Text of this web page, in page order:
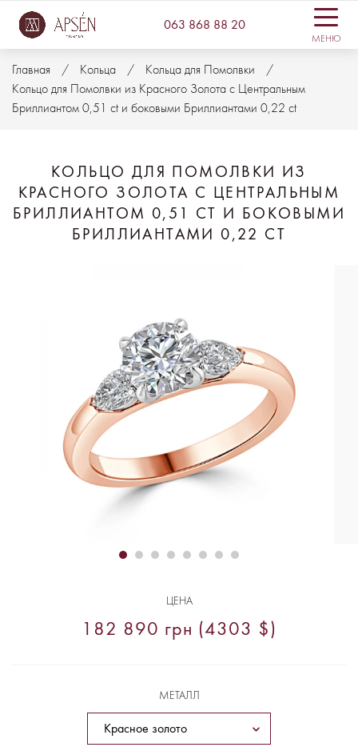
063 868 88 20
МЕНЮ
Главная Кольца
Кольца для Помолвки
Кольцо для Помолвки из Красного Золота с Центральным
Бриллиантом 0,51 ct и боковыми Бриллиантами 0,22 ct
КОЛЬЦО ДЛЯ ПОМОЛВКИ ИЗ
КРАСНОГО ЗОЛОТА С ЦЕНТРАЛЬНЫМ
БРИЛЛИАНТОМ 0,51 CT И БОКОВЫМИ
БРИЛЛИАНТАМИ 0,22 CT
ЦЕНА
182 890 грн (4303 $)
МЕТАЛЛ